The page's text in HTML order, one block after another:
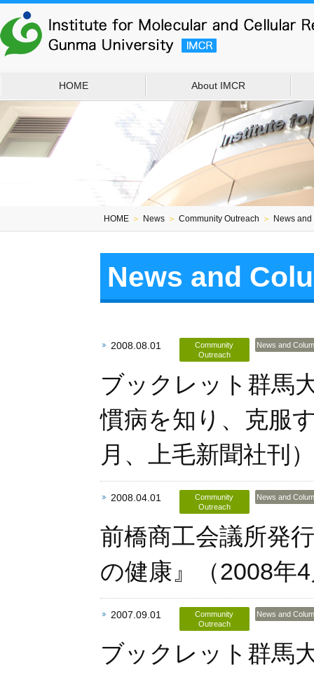
HOME About IMCR
HOME ＞ News ＞ Community Outreach ＞ News
News and
2008.08.01
Community
Outreach
News and
ブックレット群馬
慣病を知り、克服
月、上毛新聞社刊）
2008.04.01
Community
Outreach
News and
前橋商工会議所発
の健康』（2008年
2007.09.01
Community
Outreach
News and
ブックレット群馬